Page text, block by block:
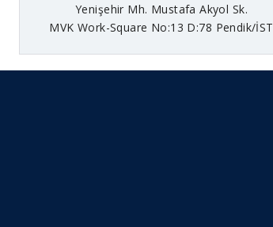
Yenişehir Mh. Mustafa Akyol Sk.
MVK Work-Square No:13 D:78 Pendik/İST